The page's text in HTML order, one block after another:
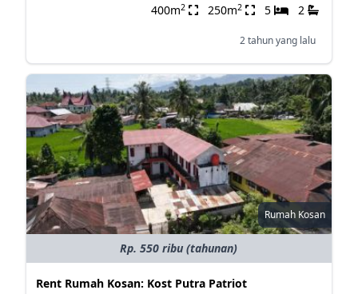
400m2 250m2 5 2
2 tahun yang lalu
Rumah Kosan
Rp. 550 ribu (tahunan)
Rent Rumah Kosan: Kost Putra Patriot